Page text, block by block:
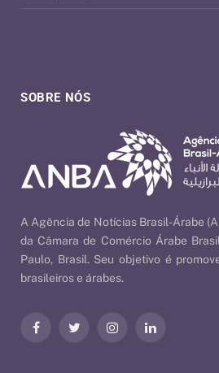
SOBRE NÓS
A Agência de Notícias Brasil-Árabe
da Câmara de Comércio Árabe
Paulo, Brasil. Seu objetivo é
brasileiros e árabes.
FacebookTwitter InstagramLinkedIn